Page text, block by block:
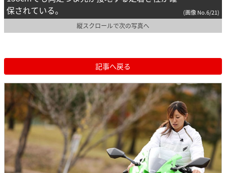
保されている。
(画像 No.6/21)
縦スクロールで次の写真へ
記事へ戻る